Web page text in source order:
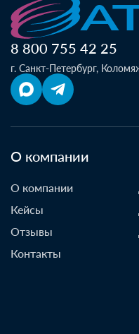
8 800 755 42 25
г. Санкт-Петербург,
О компании
О компании
Кейсы
Отзывы
Контакты